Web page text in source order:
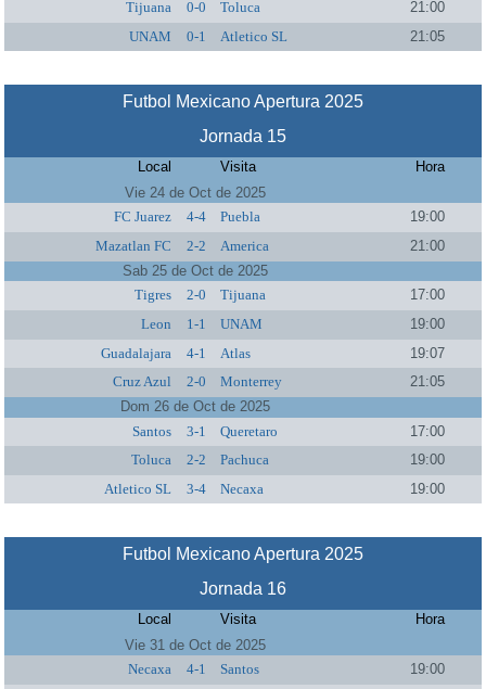
Tijuana 0-0 Toluca
21:00
UNAM
0-1 Atletico SL 21:05
Futbol Mexicano Apertura 2025
Jornada 15
Local Visita
Hora
Vie 24 de Oct de 2025
FC Juarez
4-4 Puebla
19:00
Mazatlan FC
2-2 America
21:00
Sab 25 de Oct de 2025
Tigres
2-0 Tijuana
17:00
Leon
1-1 UNAM
19:00
Guadalajara
4-1 Atlas
19:07
Cruz Azul
2-0 Monterrey
21:05
Dom 26 de Oct de 2025
Santos
3-1 Queretaro
17:00
Toluca
2-2 Pachuca
19:00
Atletico SL
3-4 Necaxa 19:00
Futbol Mexicano Apertura 2025
Jornada 16
Local Visita
Hora
Vie 31 de Oct de 2025
Necaxa
4-1 Santos
19:00